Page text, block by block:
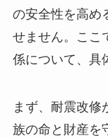
の安全性を高め
せません。ここ
係について、具
まず、耐震改修
族の命と財産を